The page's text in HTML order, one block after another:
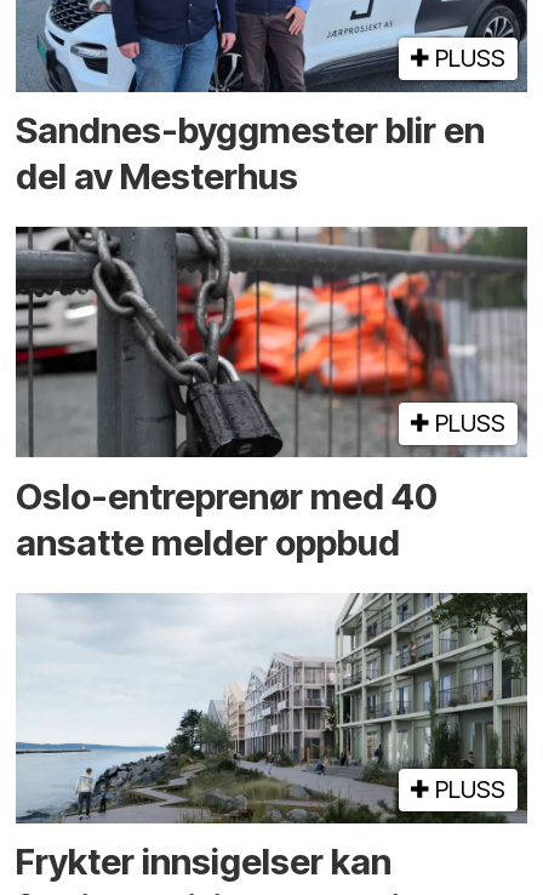
PLUSS
Sandnes-byggmester blir en
del av Mesterhus
PLUSS
Oslo-entreprenør med 40
ansatte melder oppbud
PLUSS
Frykter innsigelser kan